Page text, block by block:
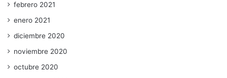
febrero 2021
enero 2021
diciembre 2020
noviembre 2020
octubre 2020